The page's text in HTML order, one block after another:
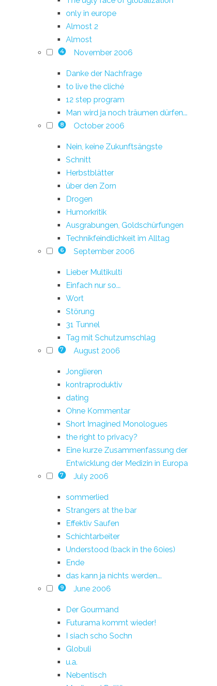
only in europe
Almost 2
Almost
4 November 2006
Danke der Nachfrage
to live the cliché
12 step program
Man wird ja noch träumen dürfen...
8 October 2006
Nein, keine Zukunftsängste
Schnitt
Herbstblätter
über den Zorn
Drogen
Humorkritik
Ausgrabungen, Goldschürfungen
Technikfeindlichkeit im Alltag
6 September 2006
Lieber Multikulti
Einfach nur so...
Wort
Störung
31 Tunnel
Tag mit Schutzumschlag
7 August 2006
Jonglieren
kontraproduktiv
dating
Ohne Kommentar
Short Imagined Monologues
the right to privacy?
Eine kurze Zusammenfassung der
Entwicklung der Medizin in Europa
7 July 2006
sommerlied
Strangers at the bar
Effektiv Saufen
Schichtarbeiter
Understood (back in the 60ies)
Ende
das kann ja nichts werden...
9 June 2006
Der Gourmand
Futurama kommt wieder!
I siach scho Sochn
Globuli
u.a.
Nebentisch